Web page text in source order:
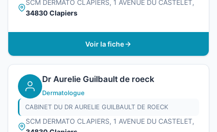
SCM DERMATO CLAPIERS, 1 AVENUE DU CASTELET,
34830 Clapiers
Voir la fiche
Dr Aurelie Guilbault de roeck
Dermatologue
CABINET DU DR AURELIE GUILBAULT DE ROECK
SCM DERMATO CLAPIERS, 1 AVENUE DU CASTELET,